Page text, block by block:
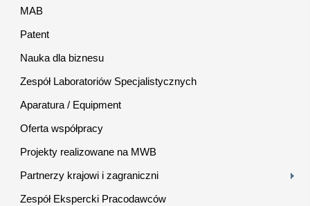
MAB
Patent
Nauka dla biznesu
Zespół Laboratoriów Specjalistycznych
Aparatura / Equipment
Oferta współpracy
Projekty realizowane na MWB
Partnerzy krajowi i zagraniczni
Zespół Ekspercki Pracodawców